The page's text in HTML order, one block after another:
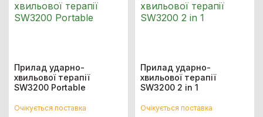
Прилад ударно-
хвильової терапії
SW3200 Portable
Очікується поставка
Прилад ударно-
хвильової терапії
SW3200 2 in 1
Очікується поставка